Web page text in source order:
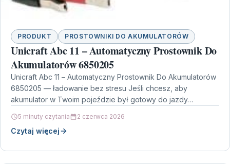
PRODUKT PROSTOWNIKI DO AKUMULATORÓW
Unicraft Abc 11 – Automatyczny Prostownik Do
Akumulatorów 6850205
Unicraft Abc 11 – Automatyczny Prostownik Do Akumulatorów
6850205 — ładowanie bez stresu Jeśli chcesz, aby
akumulator w Twoim pojeździe był gotowy do jazdy…
5 minuty czytania 2 czerwca 2026
Czytaj więcej